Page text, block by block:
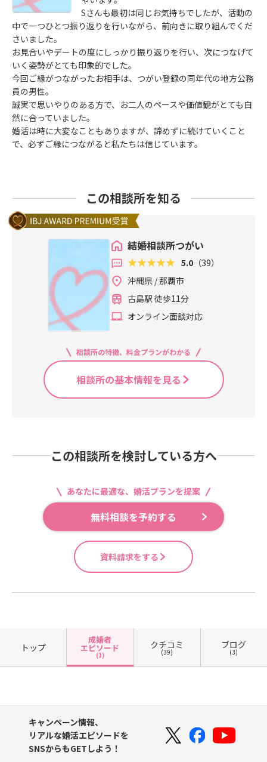
Sさんも最初は同じお気持ちでしたが、活動の
中で一つひとつ振り返りを行いながら、前向きに取り組んでくだ
さいました。
お見合いやデートの度にしっかり振り返りを行い、次につなげて
いく姿勢がとても印象的でした。
今回ご縁がつながったお相手は、つがい登録の同年代の地方公務
員の男性。
誠実で思いやりのある方で、お二人のペースや価値観がとても自
然に合っていました。
婚活は時に大変なこともありますが、諦めずに続けていくこと
で、必ずご縁につながると私たちは信じています。
この相談所を知る
結婚相談所つがい
5.0 （39）
沖縄県 / 那覇市
古島駅 徒歩11分
オンライン面談対応
相談所の特徴、料金プランがわかる
相談所の基本情報を見る
この相談所を検討している方へ
あなたに最適な、婚活プランを提案
無料相談を予約する
資料請求をする
トップ
成婚者
エピソード
(1)
クチコミ
(39)
ブログ
(3)
キャンペーン情報、
リアルな婚活エピソードを
SNSからもGETしよう！